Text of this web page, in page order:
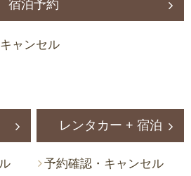
宿泊予約
ャンセル
レンタカー + 宿泊
予約確認・キャンセル